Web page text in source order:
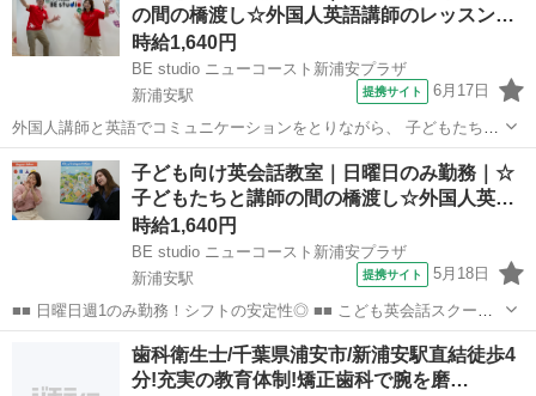
の間の橋渡し☆外国人英語講師のレッスン…
時給1,640円
BE studio ニューコースト新浦安プラザ
新浦安駅
提携サイト 6月17日
外国人講師と英語でコミュニケーションをとりながら、 子どもたちが
楽しめるように全身を使って踊ったり、歌ったり、 ゲームなどを使っ
た英会話レッスンのお仕事♪ ■■ シフトの安定性◎子供たちの成長がや
りがいに！ ■■ こども英...
千葉 浦安市 新浦安駅 その他
子ども向け英会話教室｜日曜日のみ勤務｜☆
子どもたちと講師の間の橋渡し☆外国人英…
時給1,640円
BE studio ニューコースト新浦安プラザ
新浦安駅
提携サイト 5月18日
■■ 日曜日週1のみ勤務！シフトの安定性◎ ■■ こども英会話スクール
スタッフ・サポート講師（レッスンパートナー）は曜日固定制！ 外国
人講師と英語でコミュニケーションをとりながら、 子どもたちが楽し
めるように全身を使って踊っ...
新浦安駅 その他
歯科衛生士/千葉県浦安市/新浦安駅直結徒歩4
分!充実の教育体制!矯正歯科で腕を磨…